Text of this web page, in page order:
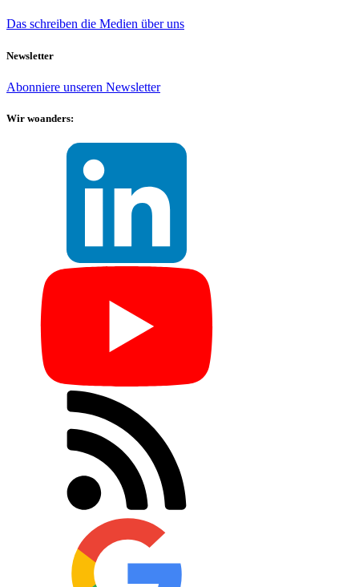
Das schreiben die Medien über uns
Newsletter
Abonniere unseren Newsletter
Wir woanders: